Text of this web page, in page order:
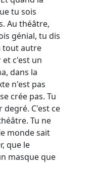
tu sois
Au théâtre,
génial, tu dis
tout autre
et c'est un
dans la
n'est pas
crée pas. Tu
C'est ce
Tu ne
monde sait
que le
masque que